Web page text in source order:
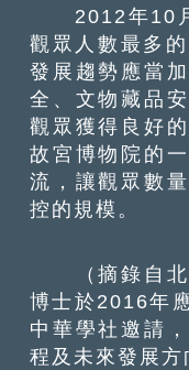
2012年10月
觀眾人數最多
發展趨勢應當
全、文物藏品
觀眾獲得良好
故宮博物院的
流，讓觀眾數
控的規模。
（摘錄自北
博士於2016年
中華學社邀請
程及未來發展方